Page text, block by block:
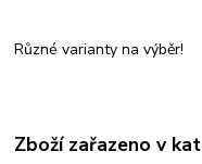
Různé varianty na výběr!
Zboží zařazeno v